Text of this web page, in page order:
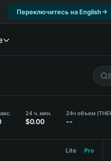
Переключитесь на English
24 ч. мин.
$0.00
24ч объем
--
Lite Pro